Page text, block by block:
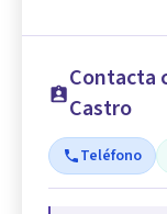
Contacta
Castro
Teléfono